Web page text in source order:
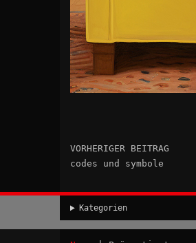
VORHERIGER BEITRAG
codes und symbole
Kategorien